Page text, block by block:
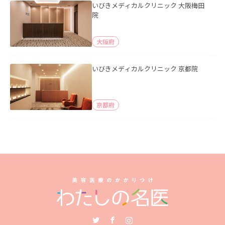
いびきメディカルクリニック 大阪梅田
院
大阪府
いびきメディカルクリニック 京都院
京都府